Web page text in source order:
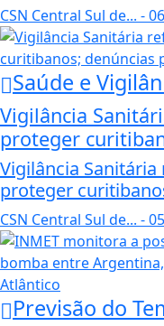
CSN Central Sul de... -
Saúde e
Vigilância
proteger
Vigilância
proteger
CSN Central Sul de... -
Previsão do